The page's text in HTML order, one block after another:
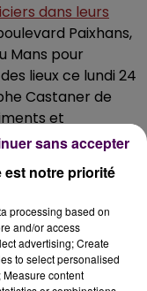
dans leurs
Paixhans,
Mans pour
lieux ce lundi 24
Castaner de
et
a profité pour
gendarmes sur
Le ministre a
personnes"
paritaire doit
feront l'objet
est notre priorité
processing based on
and/or access
advertising; Create
to select personalised
content
sans accepter